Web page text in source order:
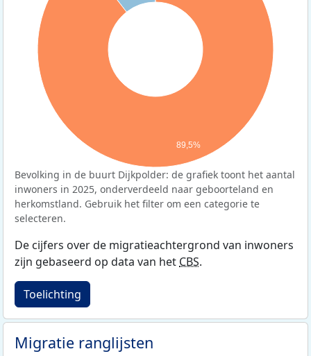
89,5%
Bevolking in de buurt Dijkpolder: de grafiek toont het aantal
inwoners in 2025, onderverdeeld naar geboorteland en
herkomstland. Gebruik het filter om een categorie te
selecteren.
De cijfers over de migratieachtergrond van inwoners
zijn gebaseerd op data van het CBS.
Toelichting
Migratie ranglijsten